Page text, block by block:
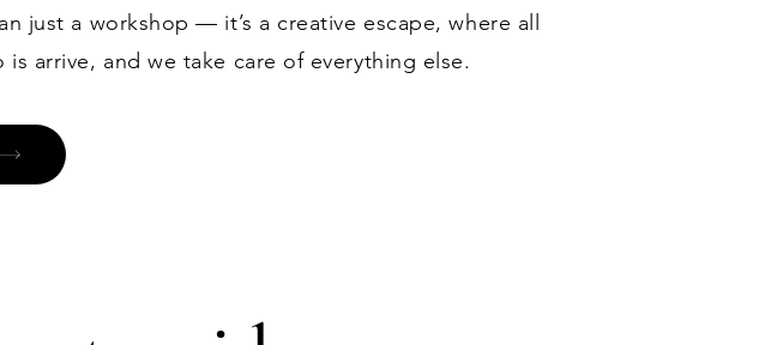
just a workshop — it’s a creative escape, where all
arrive, and we take care of everything else.